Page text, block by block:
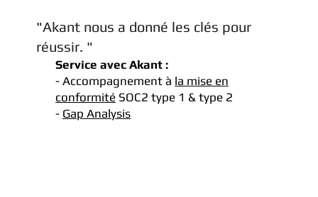
"Akant nous a donné les clés pour
réussir. "
Service avec Akant :
- Accompagnement à la mise en
conformité SOC2 type 1 & type 2
- Gap Analysis